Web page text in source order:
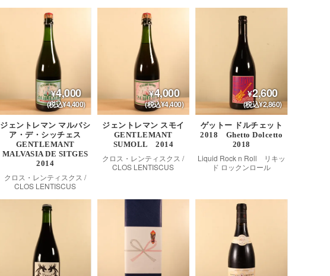
4,000
(税込¥4,400)
ジェントレマン マルバシ
ア・デ・シッチェス
GENTLEMANT
MALVASIA DE SITGES
2014
クロス・レンティスクス /
CLOS LENTISCUS
4,000
(税込¥4,400)
ジェントレマン スモイ
GENTLEMANT
SUMOLL 2014
クロス・レンティスクス /
CLOS LENTISCUS
2,600
(税込¥2,860)
ゲットー ドルチェット
2018 Ghetto Dolcetto
2018
Liquid Rock n Roll リキッ
ド ロックンロール